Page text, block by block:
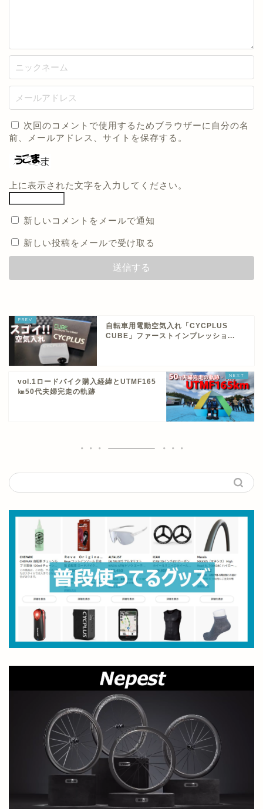
次回のコメントで使用するためブラウザーに自分の名
前、メールアドレス、サイトを保存する。
上に表示された文字を入力してください。
新しいコメントをメールで通知
新しい投稿をメールで受け取る
自転車用電動空気入れ「CYCPLUS
CUBE」ファーストインプレッショ...
vol.1ロードバイク購入経緯とUTMF165
㎞50代夫婦完走の軌跡